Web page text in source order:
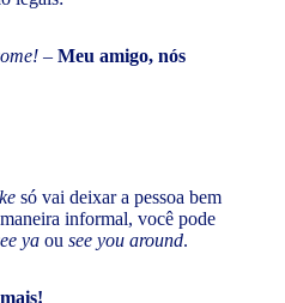
– Meu amigo, nós
só vai deixar a pessoa bem
informal, você pode
ya ou see you around.